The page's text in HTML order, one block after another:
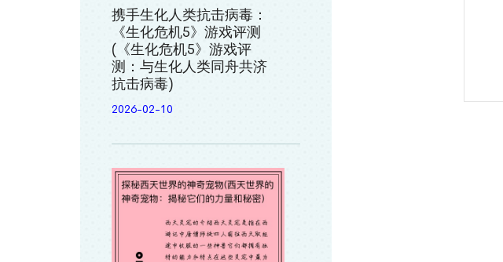
携手生化人类抗击病毒：
《生化危机5》游戏评测
(《生化危机5》游戏评
测：与生化人类同舟共济
抗击病毒)
2026-02-10